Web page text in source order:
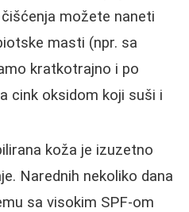
možete naneti
masti (npr. sa
kratkotrajno i po
cink oksidom koji suši i
koža je izuzetno
Narednih nekoliko dana
sa visokim SPF-om